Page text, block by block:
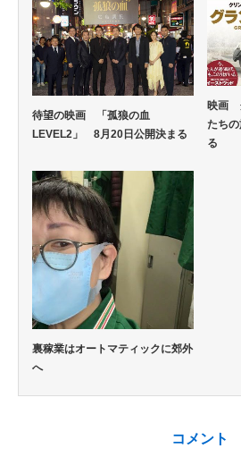
待望の映画 「孤狼の血
LEVEL2」 8月20日公開決まる
映画
たち
る
裏稼業はオートマティックに郊外
へ
コメント